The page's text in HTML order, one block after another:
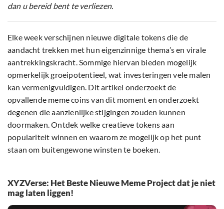
dan u bereid bent te verliezen.
Elke week verschijnen nieuwe digitale tokens die de
aandacht trekken met hun eigenzinnige thema’s en virale
aantrekkingskracht. Sommige hiervan bieden mogelijk
opmerkelijk groeipotentieel, wat investeringen vele malen
kan vermenigvuldigen. Dit artikel onderzoekt de
opvallende meme coins van dit moment en onderzoekt
degenen die aanzienlijke stijgingen zouden kunnen
doormaken. Ontdek welke creatieve tokens aan
populariteit winnen en waarom ze mogelijk op het punt
staan om buitengewone winsten te boeken.
XYZVerse: Het Beste Nieuwe Meme Project dat je niet
mag laten liggen!